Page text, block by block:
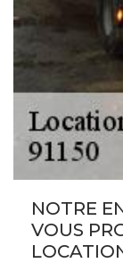
NOTRE
VOUS